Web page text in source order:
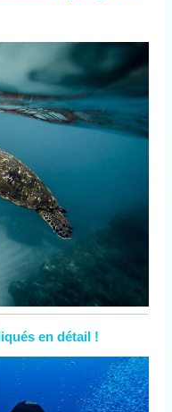
en détail !